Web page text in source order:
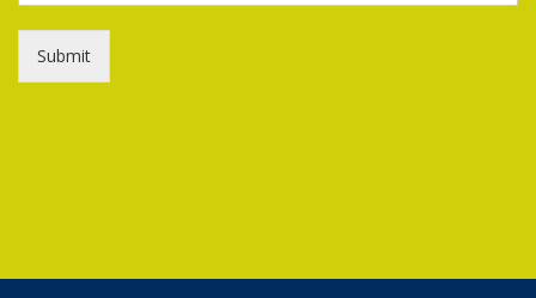
Submit